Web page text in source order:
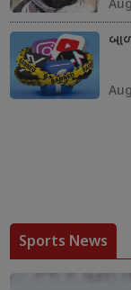
Sports News